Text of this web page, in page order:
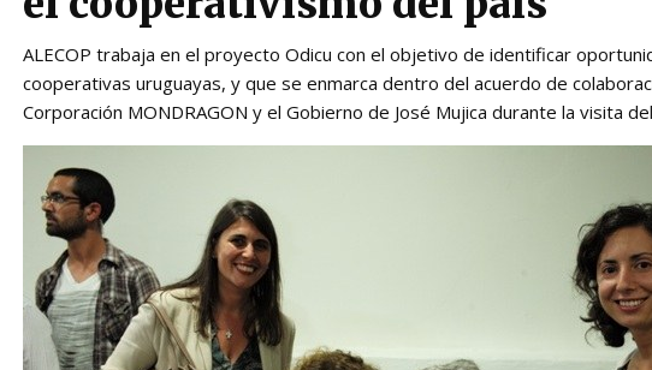
ALECOP trabaja en el proyecto Odicu con el objetivo de identificar
cooperativas uruguayas, y que se enmarca dentro del acuerdo de
Corporación MONDRAGON y el Gobierno de José Mujica durante la visita